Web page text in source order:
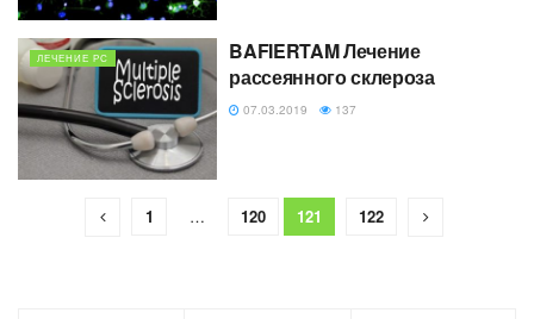
ЛЕЧЕНИЕ РС
BAFIERTAM Лечение
рассеянного склероза
07.03.2019 137
1 … 120 121 122